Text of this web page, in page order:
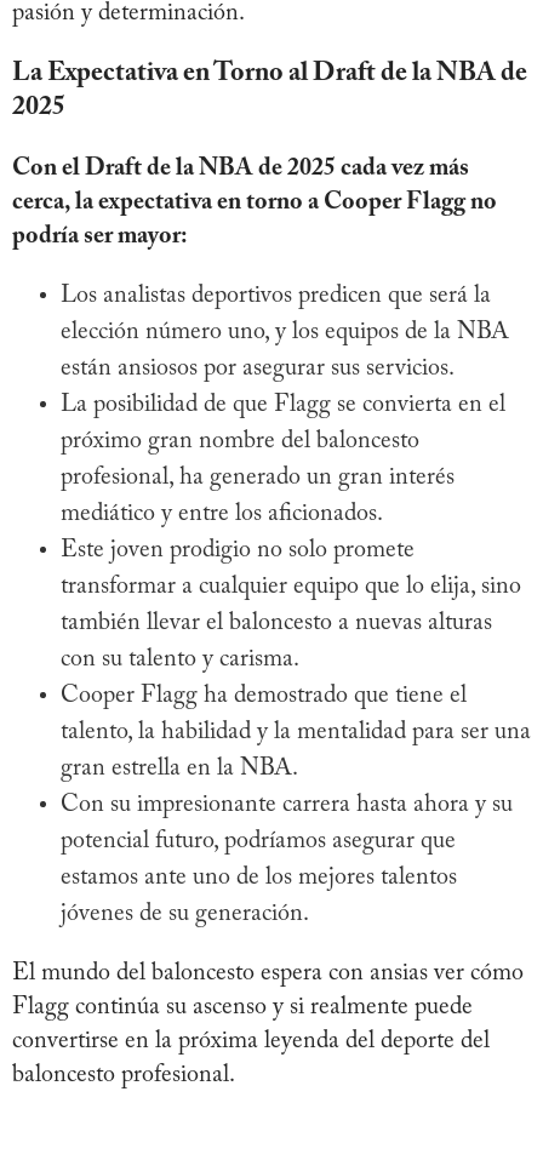
pasión y determinación.
La Expectativa en Torno al Draft de la NBA de
2025
Con el Draft de la NBA de 2025 cada vez más
cerca, la expectativa en torno a Cooper Flagg no
podría ser mayor:
Los analistas deportivos predicen que será la
elección número uno, y los equipos de la NBA
están ansiosos por asegurar sus servicios.
La posibilidad de que Flagg se convierta en el
próximo gran nombre del baloncesto
profesional, ha generado un gran interés
mediático y entre los aficionados.
Este joven prodigio no solo promete
transformar a cualquier equipo que lo elija, sino
también llevar el baloncesto a nuevas alturas
con su talento y carisma.
Cooper Flagg ha demostrado que tiene el
talento, la habilidad y la mentalidad para ser una
gran estrella en la NBA.
Con su impresionante carrera hasta ahora y su
potencial futuro, podríamos asegurar que
estamos ante uno de los mejores talentos
jóvenes de su generación.
El mundo del baloncesto espera con ansias ver cómo
Flagg continúa su ascenso y si realmente puede
convertirse en la próxima leyenda del deporte del
baloncesto profesional.